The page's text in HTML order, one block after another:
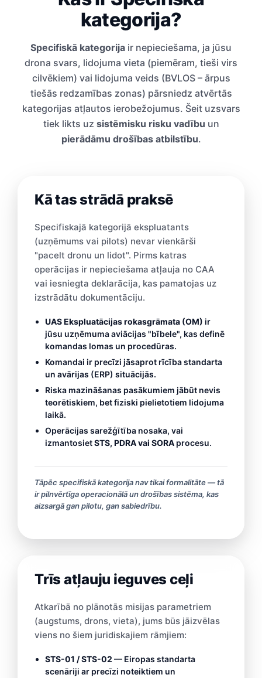
kategorija?
Specifiskā kategorija ir nepieciešama, ja jūsu
drona svars, lidojuma vieta (piemēram, tieši virs
cilvēkiem) vai lidojuma veids (BVLOS – ārpus
tiešās redzamības zonas) pārsniedz atvērtās
kategorijas atļautos ierobežojumus. Šeit uzsvars
tiek likts uz sistēmisku risku vadību un
pierādāmu drošības atbilstību.
Kā tas strādā praksē
Specifiskajā kategorijā ekspluatants
(uzņēmums vai pilots) nevar vienkārši
"pacelt dronu un lidot". Pirms katras
operācijas ir nepieciešama atļauja no CAA
vai iesniegta deklarācija, kas pamatojas uz
izstrādātu dokumentāciju.
UAS Ekspluatācijas rokasgrāmata (OM) ir
jūsu uzņēmuma aviācijas "bībele", kas definē
komandas lomas un procedūras.
Komandai ir precīzi jāsaprot rīcība standarta
un avārijas (ERP) situācijās.
Riska mazināšanas pasākumiem jābūt nevis
teorētiskiem, bet fiziski pielietotiem lidojuma
laikā.
Operācijas sarežģītība nosaka, vai
izmantosietSTS, PDRA vai SORA procesu.
Tāpēc specifiskā kategorija nav tikai formalitāte — tā
ir pilnvērtīga operacionālā un drošības sistēma, kas
aizsargā gan pilotu, gan sabiedrību.
Trīs atļauju ieguves ceļi
Atkarībā no plānotās misijas parametriem
(augstums, drons, vieta), jums būs jāizvēlas
viens no šiem juridiskajiem rāmjiem:
STS-01 / STS-02 — Eiropas standarta
scenāriji ar precīzi noteiktiem un